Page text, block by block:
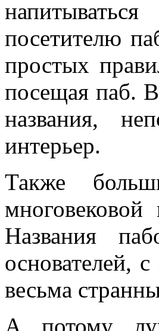
посетителю
простых
посещая паб.
названия,
интерьер.
Также
многовековой
Названия
основателей,
весьма
А потому